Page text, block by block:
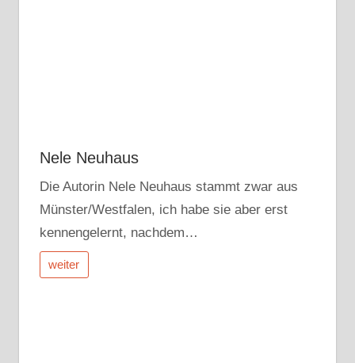
Nele Neuhaus
Die Autorin Nele Neuhaus stammt zwar aus
Münster/Westfalen, ich habe sie aber erst
kennengelernt, nachdem…
weiter